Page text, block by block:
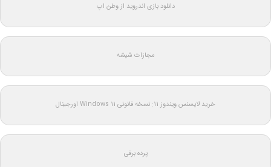
دانلود بازی اندروید از وطن اپ
مجازات شیشه
خرید لایسنس ویندوز 11: نسخه قانونی Windows 11 اورجینال
پرده برقی